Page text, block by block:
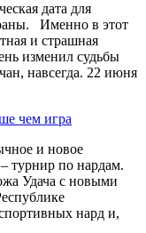
дата для
Именно в этот
и страшная
изменил судьбы
навсегда. 22 июня
чем игра
и новое
турнир по нардам.
Удача с новыми
нард и,